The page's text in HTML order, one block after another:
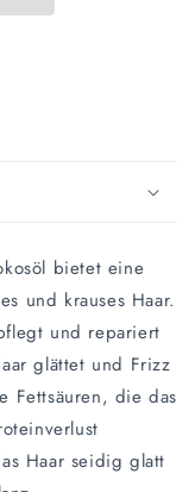
bietet eine
und krauses Haar.
und repariert
glättet und Frizz
Fettsäuren, die das
Haar seidig glatt